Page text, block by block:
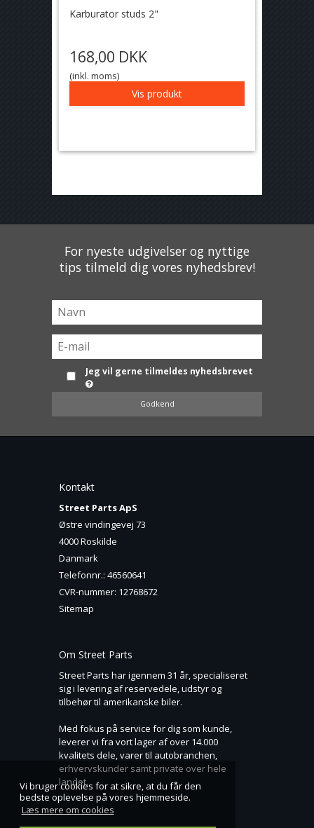
Vi bruger cookies for at sikre, at du får den
bedste oplevelse på vores hjemmeside.
Læs mere om cookies
Karburator studs 2"
168,00 DKK
(inkl. moms)
Vis produkt
For nyeste udgivelser og nyttige
tips tilmeld dig vores nyhedsbrev!
Jeg vil gerne tilmeldes nyhedsbrevet
Godkend
Kontakt
Street Parts ApS
Østre vindingevej 73
4000 Roskilde
Danmark
Telefonnr.: 46560641
CVR-nummer: 12768672
Sitemap
Om Street Parts
Street Parts har igennem 31 år, specialiseret
sig i levering af reservedele, udstyr og
tilbehør til amerikanske biler.
Med fokus på service for dig som kunde,
leverer vi fra vort lager af over 14.000
kvalitets dele, varer til autobranchen,
erhvervskunder samt private over hele
landet.